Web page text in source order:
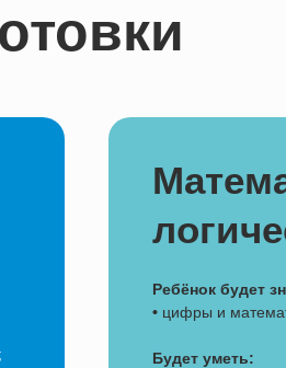
Ребёнок будет
• цифры и
Будет уметь: